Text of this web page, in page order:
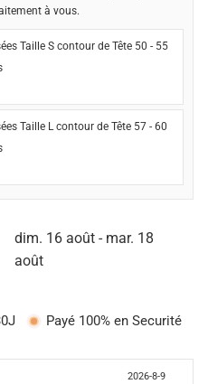
à vous.
Taille S contour de Tête 50 - 55
Taille L contour de Tête 57 - 60
dim. 16 août - mar. 18
août
Payé 100% en Securité
2026-8-9